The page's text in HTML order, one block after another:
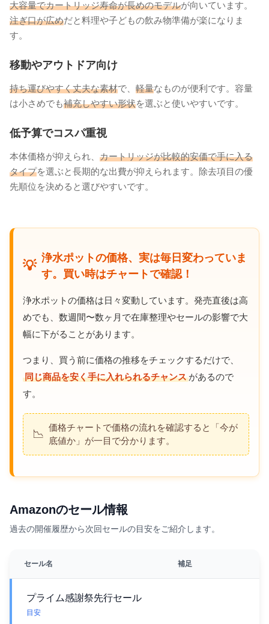
大容量でカートリッジ寿命が長めのモデルが向いています。
注ぎ口が広めだと料理や子どもの飲み物準備が楽になりま
す。
移動やアウトドア向け
持ち運びやすく丈夫な素材で、 軽量なものが便利です。容量
は小さめでも補充しやすい形状を選ぶと使いやすいです。
低予算でコスパ重視
本体価格が抑えられ、 カートリッジが比較的安価で手に入る
タイプを選ぶと長期的な出費が抑えられます。除去項目の優
先順位を決めると選びやすいです。
💡
浄水ポットの価格、実は毎日変わっていま
す。買い時はチャートで確認！
浄水ポットの価格は日々変動しています。発売直後は高
めでも、数週間〜数ヶ月で在庫整理やセールの影響で大
幅に下がることがあります。
つまり、買う前に価格の推移をチェックするだけで、
同じ商品を安く手に入れられるチャンス があるので
す。
📉
価格チャートで価格の流れを確認すると「今が
底値か」が一目で分かります。
Amazonのセール情報
過去の開催履歴から次回セールの目安をご紹介します。
セール名 補足
プライム感謝祭先行セール
目安